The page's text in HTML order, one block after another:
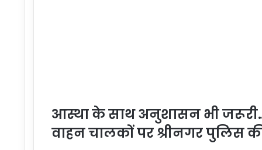
आस्था के साथ अनुशासन भी जरूरी…
वाहन चालकों पर श्रीनगर पुलिस